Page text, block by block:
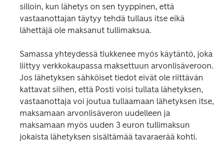
silloin, kun lähetys on sen tyyppinen, että
vastaanottajan täytyy tehdä tullaus itse eikä
lähettäjä ole maksanut tullimaksua.
Samassa yhteydessä tiukkenee myös käytäntö, joka
liittyy verkkokaupassa maksettuun arvonlisäveroon.
Jos lähetyksen sähköiset tiedot eivät ole riittävän
kattavat siihen, että Posti voisi tullata lähetyksen,
vastaanottaja voi joutua tullaamaan lähetyksen itse,
maksamaan arvonlisäveron uudelleen ja
maksamaan myös uuden 3 euron tullimaksun
jokaista lähetyksen sisältämää tavaraerää kohti.